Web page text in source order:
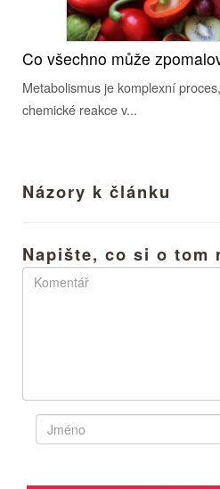
Co všechno může
Metabolismus je komplexní
chemické reakce v...
Názory k článku
Napište, co si o tom